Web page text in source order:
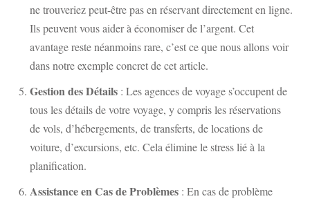
ne trouveriez peut-être pas en réservant directement en ligne.
Ils peuvent vous aider à économiser de l’argent. Cet
avantage reste néanmoins rare, c’est ce que nous allons voir
dans notre exemple concret de cet article.
Gestion des Détails : Les agences de voyage s’occupent de
tous les détails de votre voyage, y compris les réservations
de vols, d’hébergements, de transferts, de locations de
voiture, d’excursions, etc. Cela élimine le stress lié à la
planification.
Assistance en Cas de Problèmes : En cas de problème